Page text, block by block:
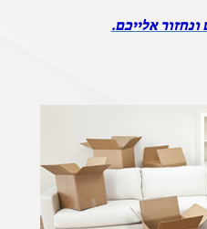
אלייכם.